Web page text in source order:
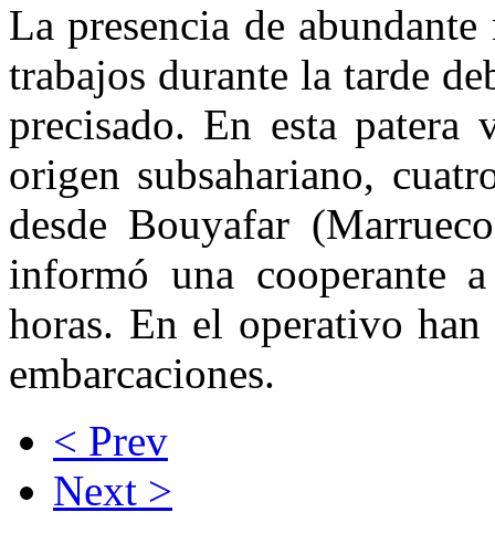
La presencia de
trabajos durante la tarde
precisado. En esta patera
origen subsahariano,
desde Bouyafar
informó una cooperante
horas. En el operativo
embarcaciones.
< Prev
Next >